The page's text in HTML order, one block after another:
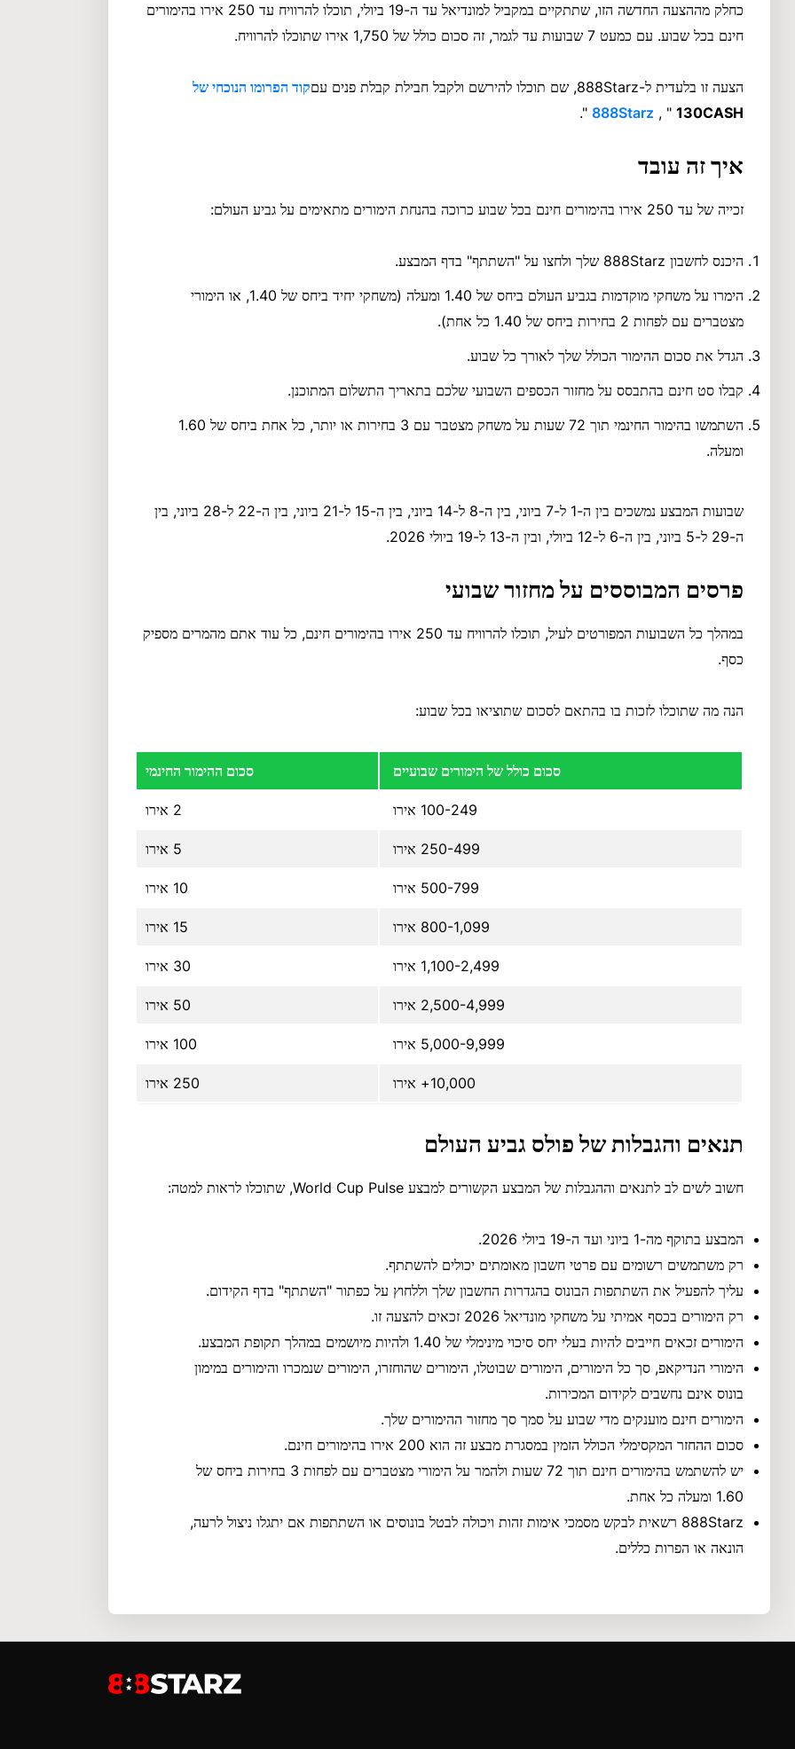
כחלק מההצעה החדשה הזו, שתתקיים במקביל למונדיאל עד ה-19 ביולי, תוכלו להרוויח עד 250 אירו בהימורים
חינם בכל שבוע. עם כמעט 7 שבועות עד לגמר, זה סכום כולל של 1,750 אירו שתוכלו להרוויח.
הצעה זו בלעדית ל-888Starz, שם תוכלו להירשם ולקבל חבילת קבלת פנים עם
קוד הפרומו הנוכחי של
888Starz , " 130CASH
".
איך זה עובד
זכייה של עד 250 אירו בהימורים חינם בכל שבוע כרוכה בהנחת הימורים מתאימים על גביע העולם:
היכנס לחשבון 888Starz שלך ולחצו על "השתתף" בדף המבצע.
הימרו על משחקי מוקדמות בגביע העולם ביחס של 1.40 ומעלה (משחקי יחיד ביחס של 1.40, או הימורי
מצטברים עם לפחות 2 בחירות ביחס של 1.40 כל אחת).
הגדל את סכום ההימור הכולל שלך לאורך כל שבוע.
קבלו סט חינם בהתבסס על מחזור הכספים השבועי שלכם בתאריך התשלום המתוכנן.
השתמשו בהימור החינמי תוך 72 שעות על משחק מצטבר עם 3 בחירות או יותר, כל אחת ביחס של 1.60
ומעלה.
שבועות המבצע נמשכים בין ה-1 ל-7 ביוני, בין ה-8 ל-14 ביוני, בין ה-15 ל-21 ביוני, בין ה-22 ל-28 ביוני, בין
ה-29 ל-5 ביוני, בין ה-6 ל-12 ביולי, ובין ה-13 ל-19 ביולי 2026.
פרסים המבוססים על מחזור שבועי
במהלך כל השבועות המפורטים לעיל, תוכלו להרוויח עד 250 אירו בהימורים חינם, כל עוד אתם מהמרים מספיק
כסף.
הנה מה שתוכלו לזכות בו בהתאם לסכום שתוציאו בכל שבוע:
סכום כולל של הימורים שבועיים סכום ההימור החינמי
100-249 אירו 2 אירו
250-499 אירו 5 אירו
500-799 אירו 10 אירו
800-1,099 אירו 15 אירו
1,100-2,499 אירו 30 אירו
2,500-4,999 אירו 50 אירו
5,000-9,999 אירו 100 אירו
10,000+ אירו 250 אירו
תנאים והגבלות של פולס גביע העולם
חשוב לשים לב לתנאים וההגבלות של המבצע הקשורים למבצע World Cup Pulse, שתוכלו לראות למטה:
המבצע בתוקף מה-1 ביוני ועד ה-19 ביולי 2026.
רק משתמשים רשומים עם פרטי חשבון מאומתים יכולים להשתתף.
עליך להפעיל את השתתפות הבונוס בהגדרות החשבון שלך וללחוץ על כפתור "השתתף" בדף הקידום.
רק הימורים בכסף אמיתי על משחקי מונדיאל 2026 זכאים להצעה זו.
הימורים זכאים חייבים להיות בעלי יחס סיכוי מינימלי של 1.40 ולהיות מיושמים במהלך תקופת המבצע.
הימורי הנדיקאפ, סך כל הימורים, הימורים שבוטלו, הימורים שהוחזרו, הימורים שנמכרו והימורים במימון
בונוס אינם נחשבים לקידום המכירות.
הימורים חינם מוענקים מדי שבוע על סמך סך מחזור ההימורים שלך.
סכום ההחזר המקסימלי הכולל הזמין במסגרת מבצע זה הוא 200 אירו בהימורים חינם.
יש להשתמש בהימורים חינם תוך 72 שעות ולהמר על הימורי מצטברים עם לפחות 3 בחירות ביחס של
1.60 ומעלה כל אחת.
888Starz רשאית לבקש מסמכי אימות זהות ויכולה לבטל בונוסים או השתתפות אם יתגלו ניצול לרעה,
הונאה או הפרות כללים.